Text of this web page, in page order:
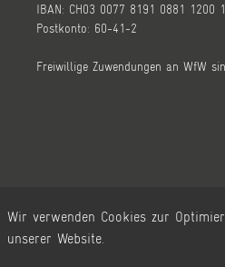
Wir verwenden Cookies zur
unserer Website.
IBAN: CH03 0077 8191 0881 1200 1
Postkonto: 60-41-2
Freiwillige Zuwendungen an WfW
WeWereYoung